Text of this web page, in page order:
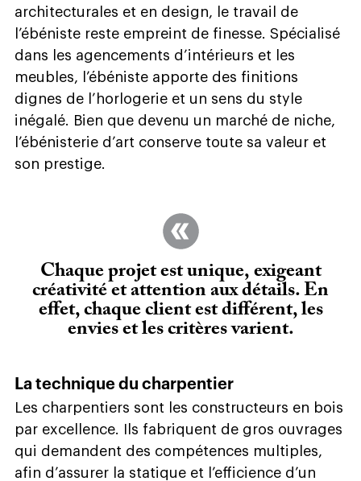
architecturales et en design, le travail de
l’ébéniste reste empreint de finesse. Spécialisé
dans les agencements d’intérieurs et les
meubles, l’ébéniste apporte des finitions
dignes de l’horlogerie et un sens du style
inégalé. Bien que devenu un marché de niche,
l’ébénisterie d’art conserve toute sa valeur et
son prestige.
Chaque projet est unique, exigeant
créativité et attention aux détails. En
effet, chaque client est différent, les
envies et les critères varient.
La technique du charpentier
Les charpentiers sont les constructeurs en bois
par excellence. Ils fabriquent de gros ouvrages
qui demandent des compétences multiples,
afin d’assurer la statique et l’efficience d’un